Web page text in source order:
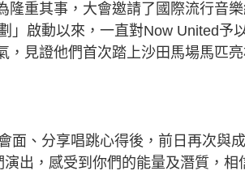
隆重其事，大會邀請了國際流行音
」啟動以來，一直對Now United予
，見證他們首次踏上沙田馬場馬匹
面、分享唱跳心得後，前日再次與
出，感受到你們的能量及潛質，相